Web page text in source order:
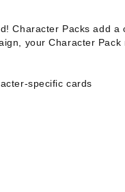
! Character Packs add a
your Character
specific cards